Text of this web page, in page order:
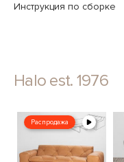
Инструкция по сборке
Halo est. 1976
Распродажа